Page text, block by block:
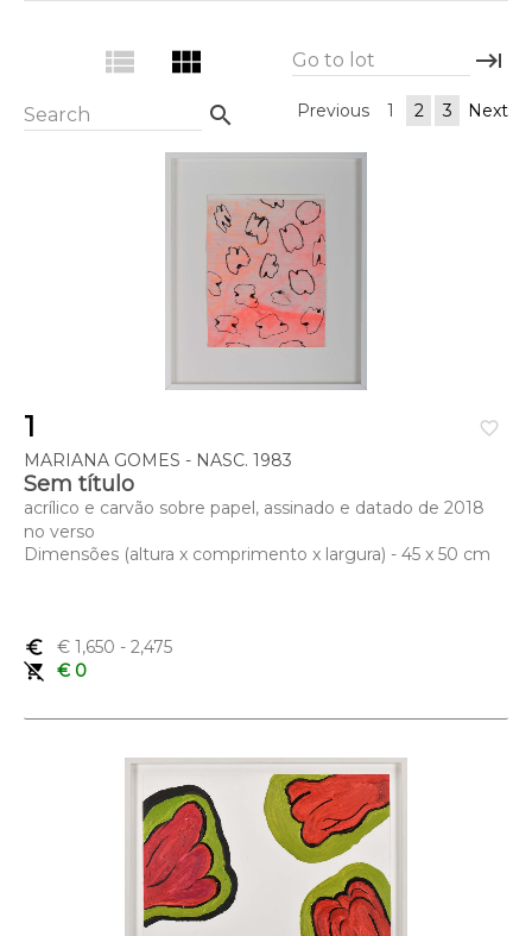
view_list view_module Go to lot keyboard_tab
Search search Previous 1 2 3 Next
favorite_border
1
MARIANA GOMES - NASC. 1983
Sem título
acrílico e carvão sobre papel, assinado e datado de 2018
no verso
Dimensões (altura x comprimento x largura) - 45 x 50 cm
euro_symbol € 1,650 - 2,475
remove_shopping_cart
€ 0